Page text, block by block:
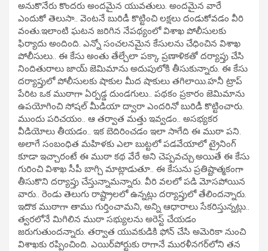
అనుకొనేరు కొందరు అందమైన యువతులు. అందమైన వారే
ఎందుకో తెలుసా.. వెంటనే బురిడీ కొట్టించి లక్షలు దండుకోవడం వీరి
వంతు.ఇలాంటి ఘటన జరిగిన నేపథ్యంలో విశాఖ పోలీసులకు
ఫిర్యాదు అందింది. ఎన్నో సంచలనమైన కేసులను చేధించిన విశాఖ
పోలీసులు.. ఈ కేసు అంతు తేల్చేలా పక్కా ప్రణాళికతో దర్యాప్తు చేసి
నిందితురాలు జాయ్ జెమిమాను అదుపులోకి తీసుకున్నారు. ఈ కేసు
దర్యాప్తులో పోలీసులకు షాకుల మీద షాకులు తగిలాయి.హనీ ట్రాప్
పేరిట ఒక ముఠాగా ఏర్పడ్డ దుండగులు.. పథకం ప్రకారం జెమిమాను
ఉపయోగించి సోషల్ మీడియా ద్వారా ఎందరినో బురిడీ కొట్టించారు.
ముందు పరిచయం.. ఆ తర్వాత మత్తు ఇవ్వడం.. అసభ్యకర
వీడియోలు తీయడం.. ఇక బెదిరించడం ఇలా సాగేది ఈ ముఠా పని.
అలాగే సంబంధిత మహిళకు ఎలా బుట్టలో పడవేయాలో ట్రైనింగ్
కూడా ఇచ్చారంటే ఈ ముఠా కథ వేరే అని చెప్పవచ్చు.అయితే ఈ కేసు
గురించి విశాఖ సీపీ బాగ్చి మాట్లాడుతూ.. ఈ కేసును ప్రతిష్టాత్మకంగా
తీసుకొని దర్యాప్తు చేస్తున్నామన్నారు. వీరి వలలో పడి మోసపోయిన
వారు.. రెండు తెలుగు రాష్ట్రాలలో ఉన్నట్లు దర్యాప్తులో తేలిందన్నారు.
ఇదొక ముఠాగా తాము గుర్తించామని, అన్ని ఆధారాలు సేకరిస్తున్నట్లు..
త్వరలోనే మిగిలిన ముఠా సభ్యులను అరెస్ట్ చేయడం
జరుగుతుందన్నారు. తర్వాత యువకుడికి ఫోన్‌ చేసి అమెరికా నుంచి
విశాఖకు రప్పించింది. ఎయిర్‌పోర్టుకు రాగానే మురళీనగర్‌లోని తన